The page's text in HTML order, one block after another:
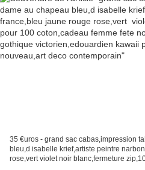
victorien,edouardien
rococo art nouveau,art
35 €uros - grand sac cabas,impression
bleu,d isabelle krief,artiste peintre
rose,vert violet noir blanc,fermeture